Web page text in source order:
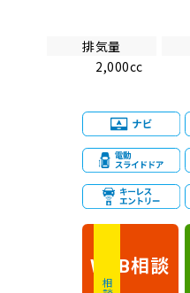
排気量
2,000cc
WEB相談